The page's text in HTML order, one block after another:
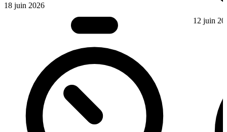
18 juin 2026
12 juin